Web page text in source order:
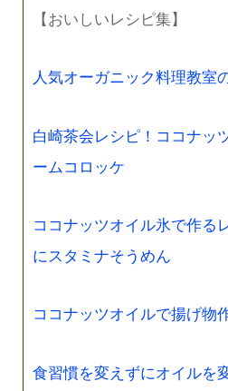
【おいしいレシピ集】
人気オーガニック料理教室
白崎茶会レシピ！ココナッ
ームコロッケ
ココナッツオイル氷で作る
にスタミナそうめん
ココナッツオイルで揚げ物
食習慣を変えずにオイルを